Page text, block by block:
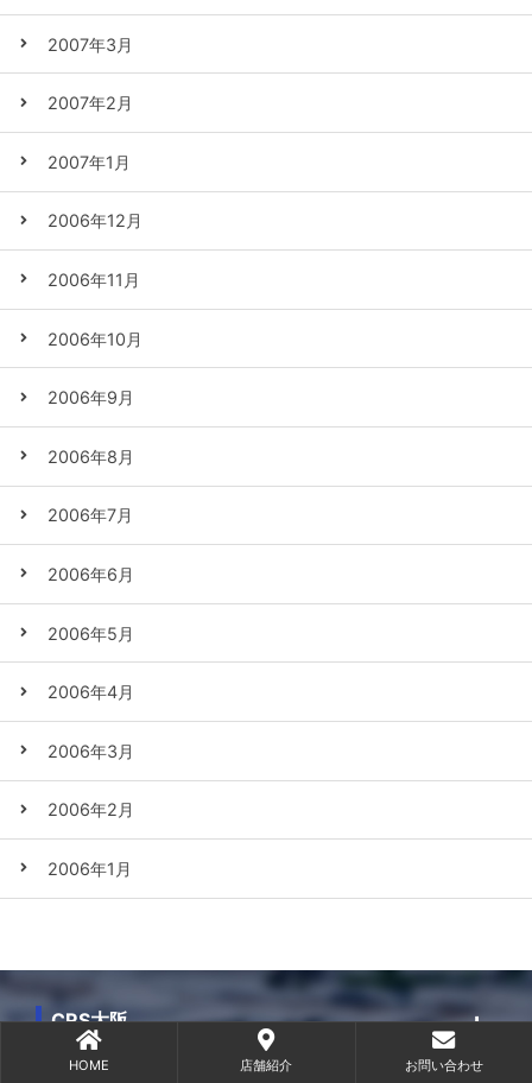
2007年3月
2007年2月
2007年1月
2006年12月
2006年11月
2006年10月
2006年9月
2006年8月
2006年7月
2006年6月
2006年5月
2006年4月
2006年3月
2006年2月
2006年1月
CRS大阪
HOME 店舗紹介 お問い合わせ